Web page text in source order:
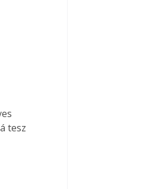
tesz